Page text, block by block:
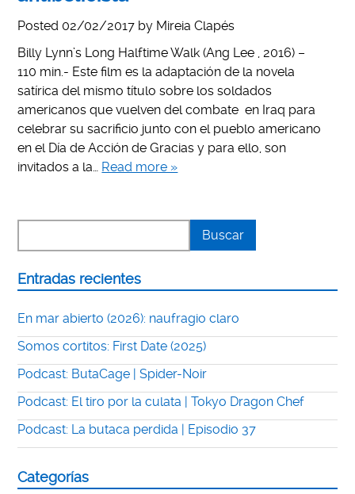
Posted 02/02/2017 by Mireia Clapés
Billy Lynn’s Long Halftime Walk (Ang Lee , 2016) –
110 min.- Este film es la adaptación de la novela
satírica del mismo título sobre los soldados
americanos que vuelven del combate en Iraq para
celebrar su sacrificio junto con el pueblo americano
en el Día de Acción de Gracias y para ello, son
invitados a la… Read more »
Entradas recientes
En mar abierto (2026): naufragio claro
Somos cortitos: First Date (2025)
Podcast: ButaCage | Spider-Noir
Podcast: El tiro por la culata | Tokyo Dragon Chef
Podcast: La butaca perdida | Episodio 37
Categorías